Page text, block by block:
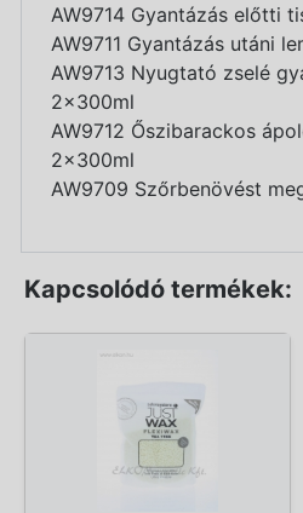
AW9714 Gyantázás előtti
AW9711 Gyantázás utáni
AW9713 Nyugtató zselé
2x300ml
AW9712 Őszibarackos
2x300ml
AW9709 Szőrbenövést
Kapcsolódó termékek: